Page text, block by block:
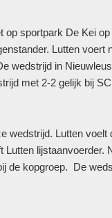
op sportpark De Kei
Lutten voert
wedstrijd in
met 2-2 gelijk bij
wedstrijd. Lutten
lijstaanvoerder.
de kopgroep. De